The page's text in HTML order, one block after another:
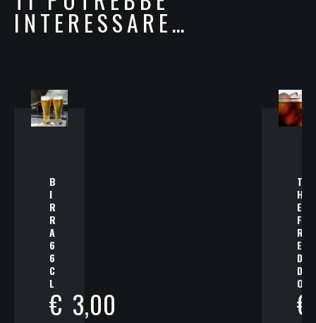
INTERESSARE…
B
I
R
R
A
6
6
C
L
€ 3,00
T
H
E
F
R
E
D
D
O
€